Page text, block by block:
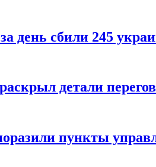
день сбили 245
детали
пункты